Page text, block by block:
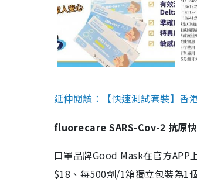
延伸閱讀：【快速測試套裝】香
fluorecare SARS-Cov-2 抗原
口罩品牌Good Mask在官方
$18、每500劑/1箱獨立包裝為1